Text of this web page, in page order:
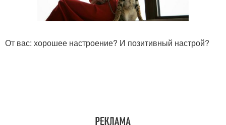
От вас: хорошее настроение? И позитивный настрой?